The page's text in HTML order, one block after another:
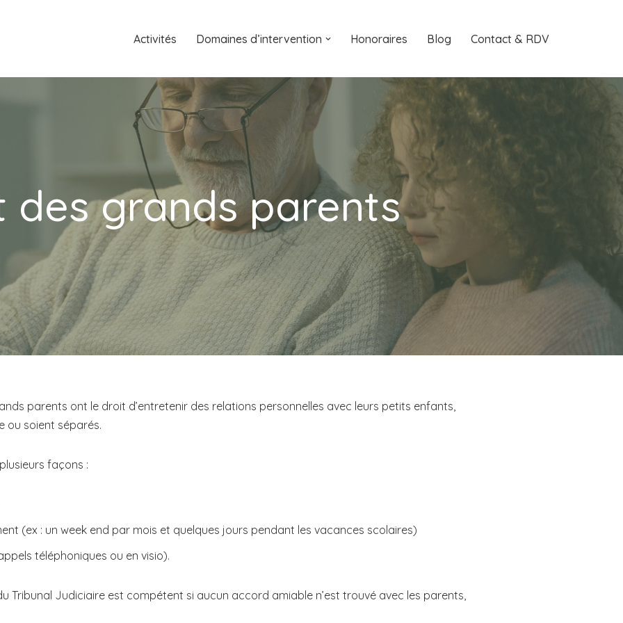
Activités Domaines d’intervention Honoraires Blog Contact & RDV
des grands parents
parents ont le droit d’entretenir des relations personnelles avec leurs petits enfants,
ou soient séparés.
façons :
(ex : un week end par mois et quelques jours pendant les vacances scolaires)
téléphoniques ou en visio).
Tribunal Judiciaire est compétent si aucun accord amiable n’est trouvé avec les parents,